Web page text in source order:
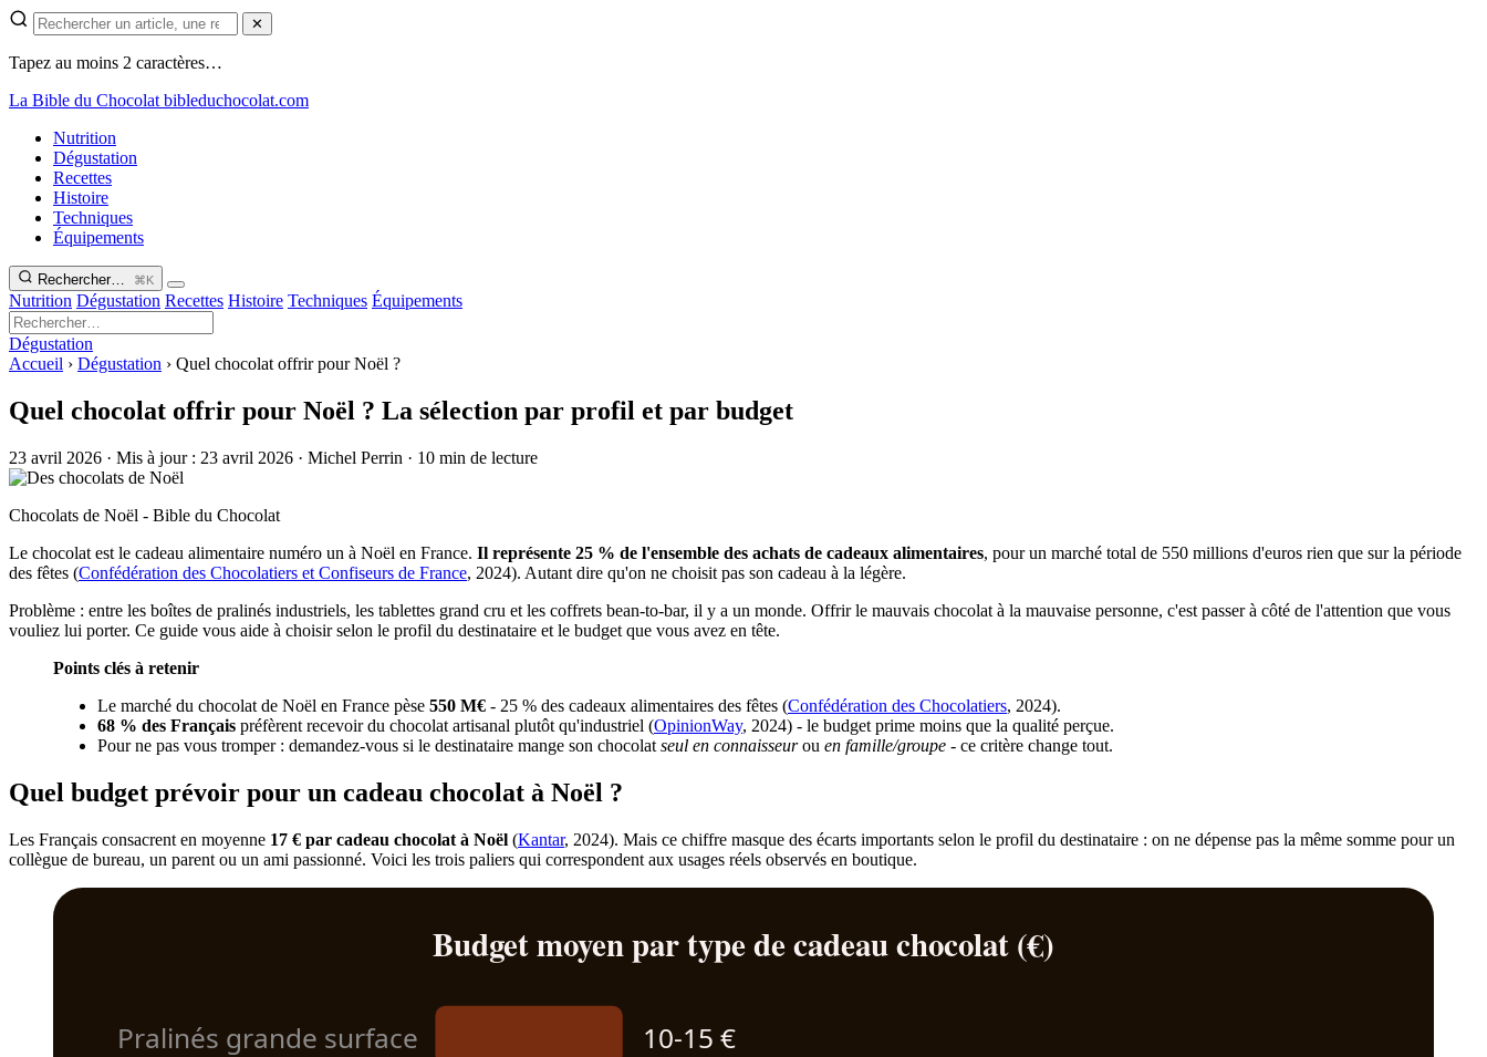
✕
Tapez au moins 2 caractères…
La Bible du Chocolat bibleduchocolat.com
Nutrition
Dégustation
Recettes
Histoire
Techniques
Équipements
Rechercher… ⌘K
Nutrition Dégustation Recettes Histoire Techniques Équipements
Dégustation
Accueil › Dégustation › Quel chocolat offrir pour Noël ?
Quel chocolat offrir pour Noël ? La sélection par profil et par budget
23 avril 2026 · Mis à jour : 23 avril 2026 · Michel Perrin · 10 min de lecture
Chocolats de Noël - Bible du Chocolat
Le chocolat est le cadeau alimentaire numéro un à Noël en France. Il représente 25 % de l'ensemble des achats de cadeaux alimentaires, pour un marché total de 550 millions d'euros rien que sur la période
des fêtes (Confédération des Chocolatiers et Confiseurs de France, 2024). Autant dire qu'on ne choisit pas son cadeau à la légère.
Problème : entre les boîtes de pralinés industriels, les tablettes grand cru et les coffrets bean-to-bar, il y a un monde. Offrir le mauvais chocolat à la mauvaise personne, c'est passer à côté de l'attention que vous
vouliez lui porter. Ce guide vous aide à choisir selon le profil du destinataire et le budget que vous avez en tête.
Points clés à retenir
Le marché du chocolat de Noël en France pèse 550 M€ - 25 % des cadeaux alimentaires des fêtes (Confédération des Chocolatiers, 2024).
68 % des Français préfèrent recevoir du chocolat artisanal plutôt qu'industriel (OpinionWay, 2024) - le budget prime moins que la qualité perçue.
Pour ne pas vous tromper : demandez-vous si le destinataire mange son chocolat seul en connaisseurou en famille/groupe - ce critère change tout.
Quel budget prévoir pour un cadeau chocolat à Noël ?
Les Français consacrent en moyenne 17 € par cadeau chocolat à Noël (Kantar, 2024). Mais ce chiffre masque des écarts importants selon le profil du destinataire : on ne dépense pas la même somme pour un
collègue de bureau, un parent ou un ami passionné. Voici les trois paliers qui correspondent aux usages réels observés en boutique.
Budget moyen par type de cadeau chocolat (€)
Pralinés grande surface 10-15 €